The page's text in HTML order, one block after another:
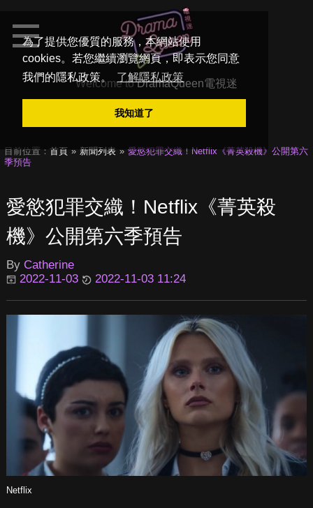
為了提供您優質的服務，本網站使用
cookies。若您繼續瀏覽網頁，即表示您同意
我們的隱私政策。
了解隱私政策
我知道了
Welcome toDramaQueen電視迷
目前位置： 首頁 新聞列表
愛慾犯罪交織！Netflix《菁英殺機》公開第六
季預告
愛慾犯罪交織！Netflix《菁英殺
機》公開第六季預告
By Catherine
2022-11-03
2022-11-03 11:24
Netflix